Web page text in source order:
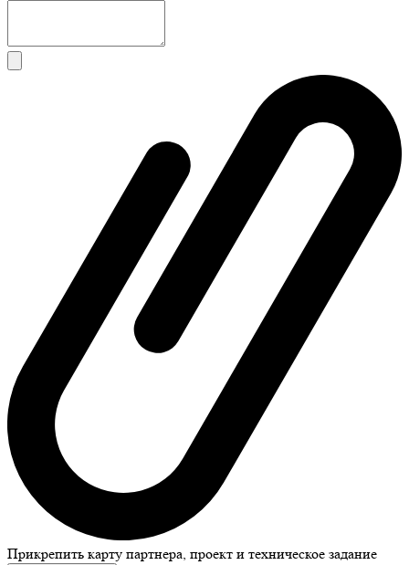
Прикрепить карту партнера, проект и техническое задание